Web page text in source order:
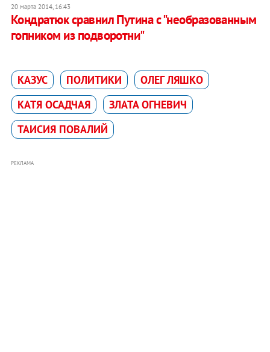
20 марта 2014, 16:43
Кондратюк сравнил Путина с "необразованным
гопником из подворотни"
КАЗУС ПОЛИТИКИ
ОЛЕГ ЛЯШКО
КАТЯ ОСАДЧАЯ
ЗЛАТА ОГНЕВИЧ
ТАИСИЯ ПОВАЛИЙ
РЕКЛАМА